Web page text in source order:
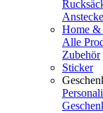
Home
Alle
Zubehör
Sticker